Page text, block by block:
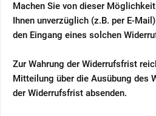
Machen Sie von dieser
Ihnen unverzüglich (z.B. per E-
den Eingang eines solchen
Zur Wahrung der Widerrufsfrist
Mitteilung über die Ausübung des
der Widerrufsfrist absenden.